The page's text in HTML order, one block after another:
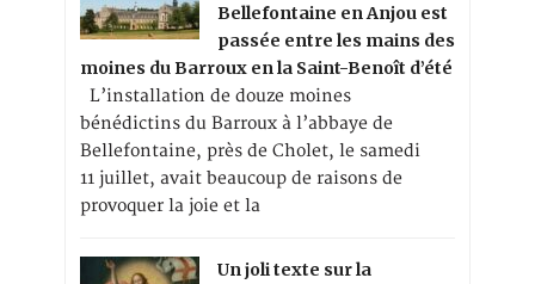
Bellefontaine en Anjou est
passée entre les mains des
moines du Barroux en la Saint-Benoît d’été
L’installation de douze moines
bénédictins du Barroux à l’abbaye de
Bellefontaine, près de Cholet, le samedi
11 juillet, avait beaucoup de raisons de
provoquer la joie et la
Un joli texte sur la